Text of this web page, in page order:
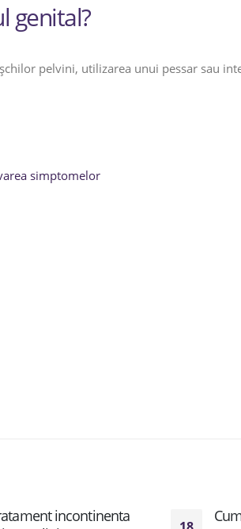
genital?
pelvini, utilizarea unui pessar sau
simptomelor
incontinenta